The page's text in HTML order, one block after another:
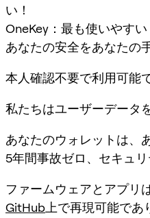
い！
OneKey：最も使いやすい
あなたの安全をあなたの
本人確認不要で利用可能
私たちはユーザーデータ
あなたのウォレットは、
5年間事故ゼロ、セキュ
ファームウェアとアプリ
GitHub 上で再現可能で